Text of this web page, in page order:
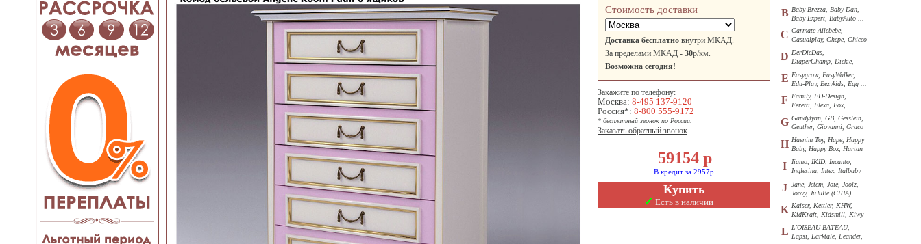
Стоимость доставки
Доставка бесплатно внутри МКАД.
За пределами МКАД - 30р/км.
Возможна сегодня!
Закажите по телефону:
Москва: 8-495 137-9120
Россия*: 8-800 555-9172
* бесплатный звонок по России.
Заказать обратный звонок
59154 р
В кредит за 2957р
Купить
✓ Есть в наличии
B Baby Brezza, Baby Dan,
Baby Expert, BabyAuto ...
C Carmate Ailebebe,
Casualplay, Chepe, Chicco
D DerDieDas,
DiaperChamp, Dickie,
E Easygrow, EasyWalker,
Edu-Play, Eezykids, Egg ...
F
Family, FD-Design,
Feretti, Flexa, Fox,
G Gandylyan, GB, Gesslein,
Geuther, Giovanni, Graco
H Haenim Toy, Hape, Happy
Baby, Happy Box, Hartan
I
Iiamo, IKID, Incanto,
Inglesina, Intex, Italbaby
J
Jane, Jetem, Joie, Joolz,
Joovy, JuJuBe (США) ...
K Kaiser, Kettler, KHW,
KidKraft, Kidsmill, Kiwy
L L'OISEAU BATEAU,
Lapsi, Larktale, Leander,